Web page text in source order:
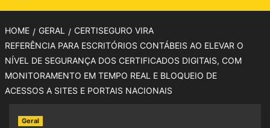
HOME GERAL
CERTISEGURO VIRA
REFERÊNCIA PARA ESCRITÓRIOS CONTÁBEIS AO ELEVAR O
NÍVEL DE SEGURANÇA DOS CERTIFICADOS DIGITAIS, COM
MONITORAMENTO EM TEMPO REAL E BLOQUEIO DE
ACESSOS A SITES E PORTAIS NACIONAIS
Geral